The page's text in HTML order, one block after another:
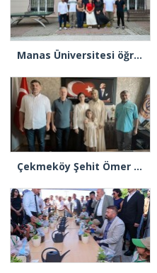
Manas Üniversitesi öğrencilerinden Gaziosmanpaşa Belediyesi’ne ziyaret
Çekmeköy Şehit Ömer Halisdemir AİHL’den büyük başarı! LGS’de yüzde 0,13’lik dilim